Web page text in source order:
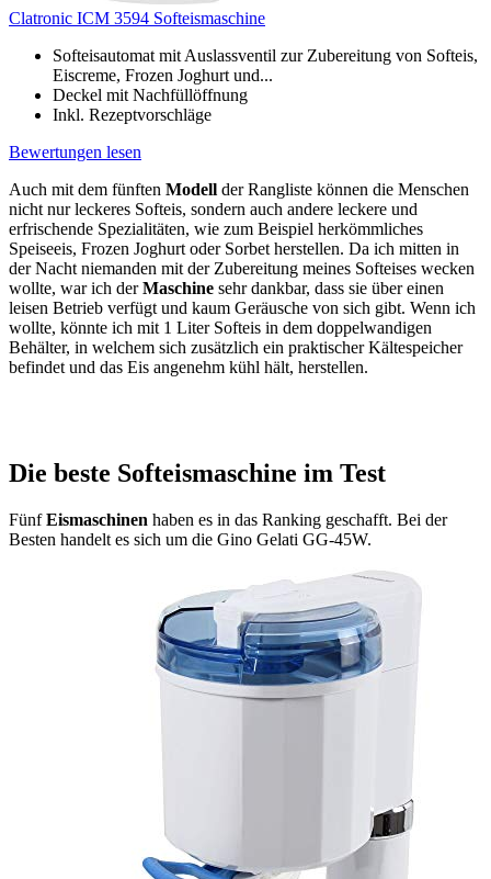
Clatronic ICM 3594 Softeismaschine
Softeisautomat mit Auslassventil zur Zubereitung von Softeis,
Eiscreme, Frozen Joghurt und...
Deckel mit Nachfüllöffnung
Inkl. Rezeptvorschläge
Bewertungen lesen
Auch mit dem fünften Modell der Rangliste können die Menschen
nicht nur leckeres Softeis, sondern auch andere leckere und
erfrischende Spezialitäten, wie zum Beispiel herkömmliches
Speiseeis, Frozen Joghurt oder Sorbet herstellen. Da ich mitten in
der Nacht niemanden mit der Zubereitung meines Softeises wecken
wollte, war ich derMaschine sehr dankbar, dass sie über einen
leisen Betrieb verfügt und kaum Geräusche von sich gibt. Wenn ich
wollte, könnte ich mit 1 Liter Softeis in dem doppelwandigen
Behälter, in welchem sich zusätzlich ein praktischer Kältespeicher
befindet und das Eis angenehm kühl hält, herstellen.
Die beste Softeismaschine im Test
FünfEismaschinen haben es in das Ranking geschafft. Bei der
Besten handelt es sich um die Gino Gelati GG-45W.